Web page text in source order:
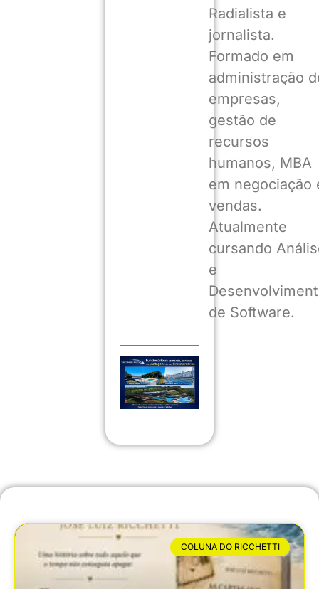
Radialista e
jornalista.
Formado em
administração
empresas,
gestão de
recursos
humanos, MBA
em negociação
vendas.
Atualmente
cursando
e
de Software.
COLUNA DO RICCHETTI